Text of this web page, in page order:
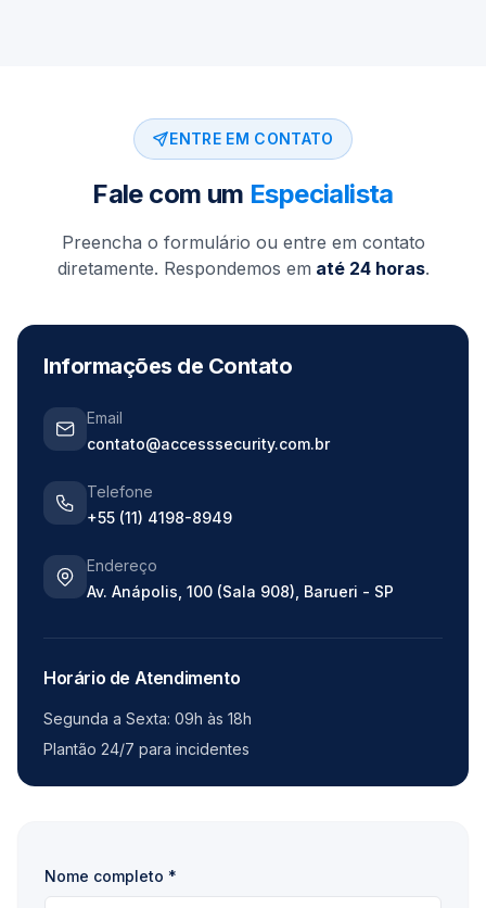
ENTRE EM CONTATO
Fale com um Especialista
Preencha o formulário ou entre em contato
diretamente. Respondemos em até 24 horas.
Informações de Contato
Email
contato@accesssecurity.com.br
Telefone
+55 (11) 4198-8949
Endereço
Av. Anápolis, 100 (Sala 908), Barueri - SP
Horário de Atendimento
Segunda a Sexta: 09h às 18h
Plantão 24/7 para incidentes
Nome completo *